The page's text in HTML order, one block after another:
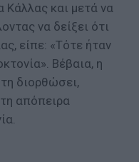
Κάλλας και μετά να
να δείξει ότι
είπε: «Τότε ήταν
Βέβαια, η
διορθώσει,
απόπειρα